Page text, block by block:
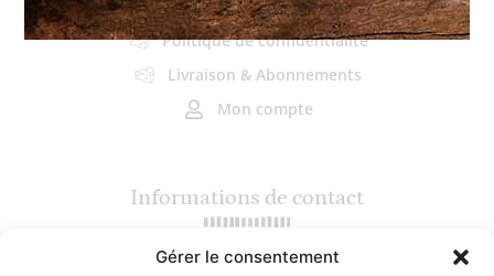
Gérer le consentement
Conditions d'utilisation
Politique de confidentialité
Livraison & Abonnements
Mon compte
Informations de contact
(450) 964-5286 (Terrebonne)